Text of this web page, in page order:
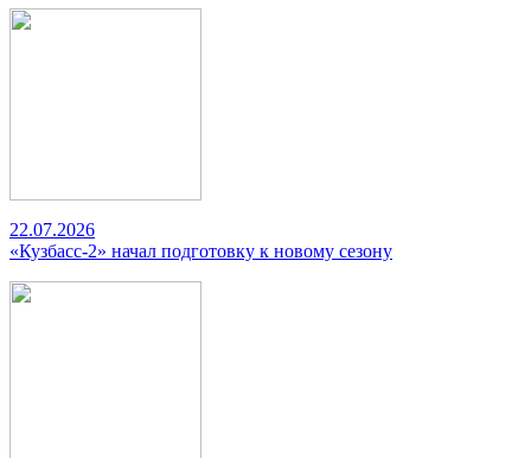
22.07.2026
«Кузбасс-2» начал подготовку к новому сезону